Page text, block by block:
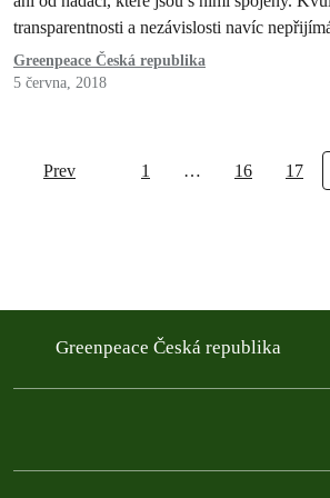
transparentnosti a nezávislosti navíc
dary. Zpracování údajů však samozřejmě
se zákonem č. 101/2000Sb o ochraně
Greenpeace Česká republika
5 června, 2018
Prev 1 … 16 17
Greenpeace Česká republika